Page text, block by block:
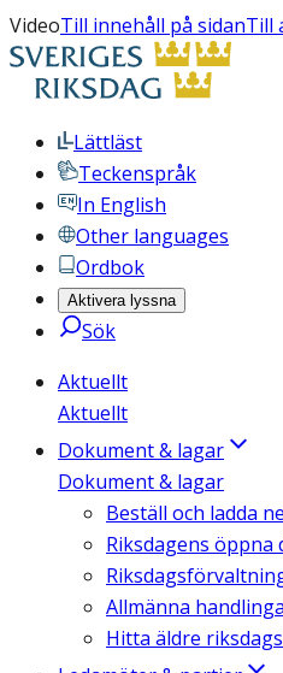
VideoTill innehåll på sidanTill
Lättläst
Teckenspråk
In English
Other languages
Ordbok
Aktivera lyssna
Sök
Aktuellt
Aktuellt
Dokument & lagar
Dokument & lagar
Beställ och ladda
Riksdagens öppna
Allmänna
Hitta äldre